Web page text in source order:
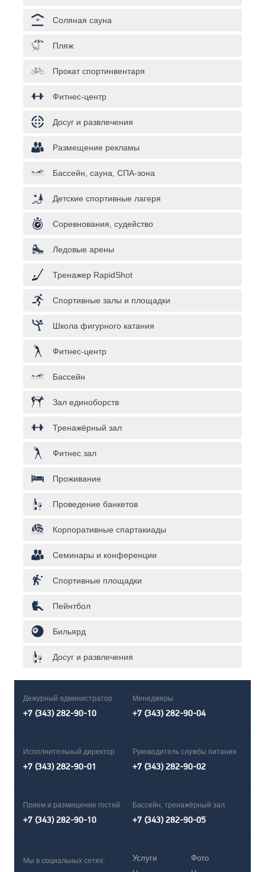
Соляная сауна
Пляж
Прокат спортинвентаря
Фитнес-центр
Досуг и развлечения
Размещение рекламы
Бассейн, сауна, СПА-зона
Детские спортивные лагеря
Соревнования, судейство
Ледовые арены
Тренажер RapidShot
Спортивные залы и площадки
Школа фигурного катания
Фитнес-центр
Бассейн
Зал единоборств
Тренажёрный зал
Фитнес зал
Проживание
Проведение банкетов
Корпоративные спартакиады
Семинары и конференции
Спортивные площадки
Пейнтбол
Бильярд
Досуг и развлечения
Дежурный администратор
+7 (343) 282-90-10
Менеджеры
+7 (343) 282-90-04
Исполнительный директор
+7 (343) 282-90-01
Руководитель службы питания
+7 (343) 282-90-02
Прием и размещение гостей
+7 (343) 282-90-10
Бассейн, тренажёрный зал
+7 (343) 282-90-05
Мы в социальных сетях:
Услуги
Фото